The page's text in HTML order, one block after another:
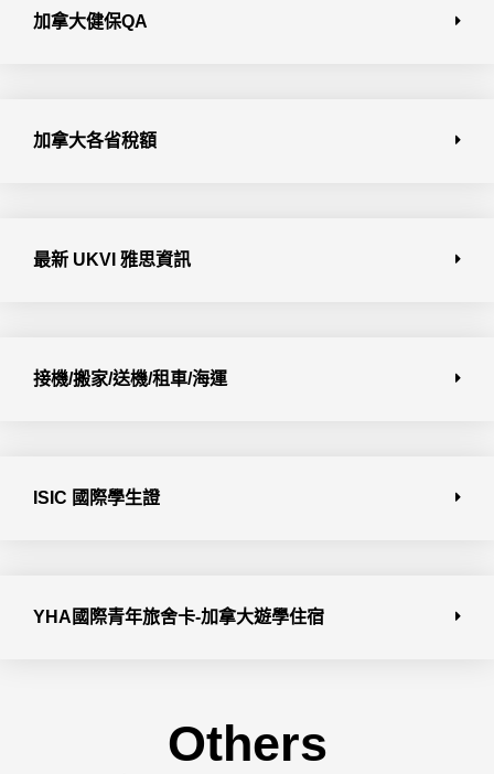
加拿大健保QA
加拿大各省稅額
最新 UKVI 雅思資訊
接機/搬家/送機/租車/海運
ISIC 國際學生證
YHA國際青年旅舍卡-加拿大遊學住宿
Others